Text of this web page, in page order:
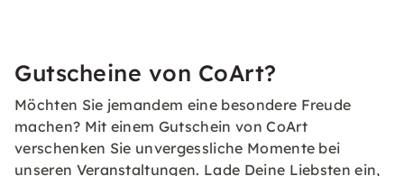
Gutscheine von CoArt?
Möchten Sie jemandem eine besondere Freude
machen? Mit einem Gutschein von CoArt
verschenken Sie unvergessliche Momente bei
unseren Veranstaltungen. Lade Deine Liebsten ein,